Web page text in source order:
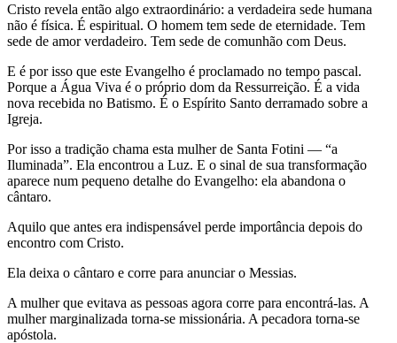
Cristo revela então algo extraordinário: a verdadeira sede humana
não é física. É espiritual. O homem tem sede de eternidade. Tem
sede de amor verdadeiro. Tem sede de comunhão com Deus.
E é por isso que este Evangelho é proclamado no tempo pascal.
Porque a Água Viva é o próprio dom da Ressurreição. É a vida
nova recebida no Batismo. É o Espírito Santo derramado sobre a
Igreja.
Por isso a tradição chama esta mulher de Santa Fotini — “a
Iluminada”. Ela encontrou a Luz. E o sinal de sua transformação
aparece num pequeno detalhe do Evangelho: ela abandona o
cântaro.
Aquilo que antes era indispensável perde importância depois do
encontro com Cristo.
Ela deixa o cântaro e corre para anunciar o Messias.
A mulher que evitava as pessoas agora corre para encontrá-las. A
mulher marginalizada torna-se missionária. A pecadora torna-se
apóstola.